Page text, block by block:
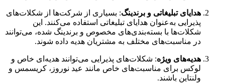
هدایای تبلیغاتی و برندینگ: بسیاری از شرکت‌ها از شکلات‌های
پذیرایی به‌عنوان هدایای تبلیغاتی استفاده می‌کنند. این
شکلات‌ها با بسته‌بندی‌های مخصوص و برندینگ شده، می‌توانند
در مناسبت‌های مختلف به مشتریان هدیه داده شوند.
هدیه‌های ویژه: شکلات‌های پذیرایی می‌توانند هدیه‌ای خاص و
لوکس برای مناسبت‌های خاص مانند عید نوروز، کریسمس و
ولنتاین باشند.